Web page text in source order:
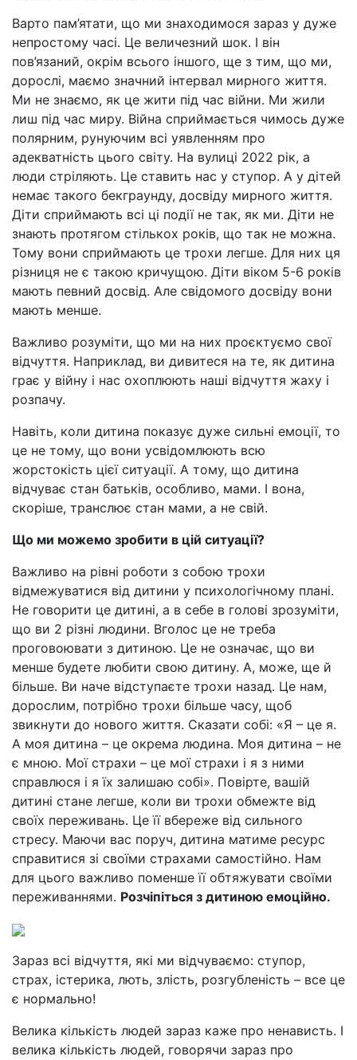
Варто пам’ятати, що ми знаходимося зараз у дуже
непростому часі. Це величезний шок. І він
пов’язаний, окрім всього іншого, ще з тим, що ми,
дорослі, маємо значний інтервал мирного життя.
Ми не знаємо, як це жити під час війни. Ми жили
лиш під час миру. Війна сприймається чимось дуже
полярним, рунуючим всі уявленням про
адекватність цього світу. На вулиці 2022 рік, а
люди стріляють. Це ставить нас у ступор. А у дітей
немає такого бекграунду, досвіду мирного життя.
Діти сприймають всі ці події не так, як ми. Діти не
знають протягом стількох років, що так не можна.
Тому вони сприймають це трохи легше. Для них ця
різниця не є такою кричущою. Діти віком 5-6 років
мають певний досвід. Але свідомого досвіду вони
мають менше.
Важливо розуміти, що ми на них проєктуємо свої
відчуття. Наприклад, ви дивитеся на те, як дитина
грає у війну і нас охоплюють наші відчуття жаху і
розпачу.
Навіть, коли дитина показує дуже сильні емоції, то
це не тому, що вони усвідомлюють всю
жорстокість цієї ситуації. А тому, що дитина
відчуває стан батьків, особливо, мами. І вона,
скоріше, транслює стан мами, а не свій.
Що ми можемо зробити в цій ситуації?
Важливо на рівні роботи з собою трохи
відмежуватися від дитини у психологічному плані.
Не говорити це дитині, а в себе в голові зрозуміти,
що ви 2 різні людини. Вголос це не треба
проговоювати з дитиною. Це не означає, що ви
менше будете любити свою дитину. А, може, ще й
більше. Ви наче відступаєте трохи назад. Це нам,
дорослим, потрібно трохи більше часу, щоб
звикнути до нового життя. Сказати собі: «Я – це я.
А моя дитина – це окрема людина. Моя дитина – не
є мною. Мої страхи – це мої страхи і я з ними
справлюся і я їх залишаю собі». Повірте, вашій
дитині стане легше, коли ви трохи обмежте від
своїх переживань. Це її вбереже від сильного
стресу. Маючи вас поруч, дитина матиме ресурс
справитися зі своїми страхами самостійно. Нам
для цього важливо поменше її обтяжувати своїми
переживаннями. Розчіпіться з дитиною емоційно.
Зараз всі відчуття, які ми відчуваємо: ступор,
страх, істерика, лють, злість, розгубленість – все це
є нормально!
Велика кількість людей зараз каже про ненависть. І
велика кількість людей, говорячи зараз про